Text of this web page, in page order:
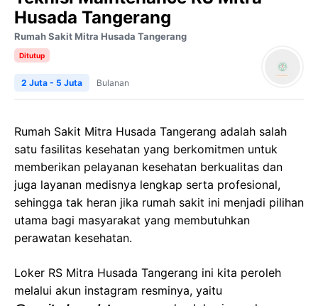
Husada Tangerang
Rumah Sakit Mitra Husada Tangerang
Ditutup
2 Juta - 5 Juta Bulanan
Rumah Sakit Mitra Husada Tangerang adalah salah
satu fasilitas kesehatan yang berkomitmen untuk
memberikan pelayanan kesehatan berkualitas dan
juga layanan medisnya lengkap serta profesional,
sehingga tak heran jika rumah sakit ini menjadi pilihan
utama bagi masyarakat yang membutuhkan
perawatan kesehatan.
Loker RS Mitra Husada Tangerang ini kita peroleh
melalui akun instagram resminya, yaitu